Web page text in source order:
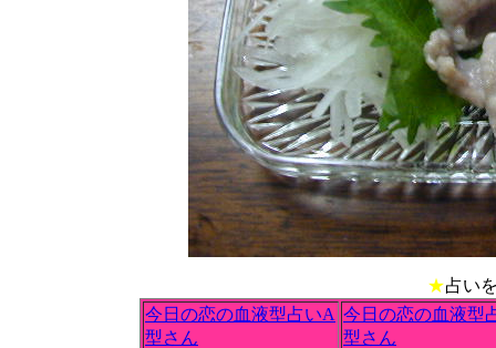
★占い
今日の恋の血液型占いA
型さん
今日の恋の血液型
型さん